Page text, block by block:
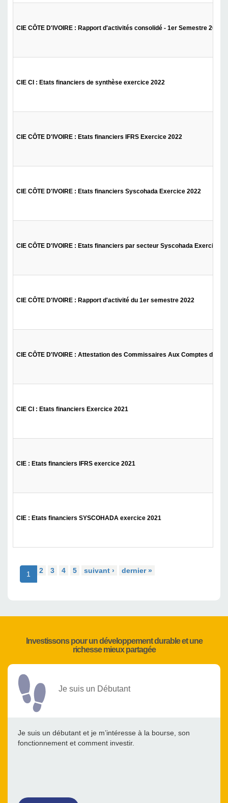
CIE CÔTE D'IVOIRE : Rapport d'activités consolidé - 1er Semestre 2023
CIE CI : Etats financiers de synthèse exercice 2022
CIE CÔTE D'IVOIRE : Etats financiers IFRS Exercice 2022
CIE CÔTE D'IVOIRE : Etats financiers Syscohada Exercice 2022
CIE CÔTE D'IVOIRE : Etats financiers par secteur Syscohada Exercice
CIE CÔTE D'IVOIRE : Rapport d'activité du 1er semestre 2022
CIE CÔTE D'IVOIRE : Attestation des Commissaires Aux Comptes du
CIE CI : Etats financiers Exercice 2021
CIE : Etats financiers IFRS exercice 2021
CIE : Etats financiers SYSCOHADA exercice 2021
1 2 3 4 5 suivant › dernier »
Investissons pour un développement durable et une
richesse mieux partagée
Je suis un Débutant
Je suis un débutant et je m’intéresse à la bourse, son
fonctionnement et comment investir.